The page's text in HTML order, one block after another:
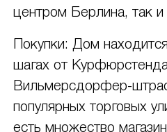
центром Берлина, так
Покупки: Дом
шагах от
Вильмерсдорфер-
популярных торговых
есть множество